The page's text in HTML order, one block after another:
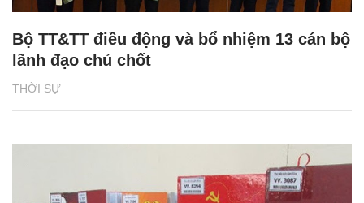
THỜI SỰ
Bộ TT&TT điều động và bổ nhiệm 13 cán bộ
lãnh đạo chủ chốt